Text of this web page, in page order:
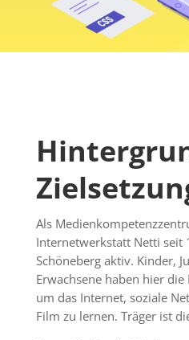
Als
Internetwerkstatt Netti seit
Schöneberg aktiv. Kinder,
Erwachsene haben hier
um das Internet, soziale
Film zu lernen. Träger ist